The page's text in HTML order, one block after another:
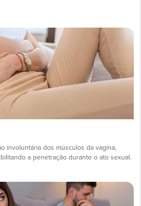
involuntária dos músculos da vagina,
a penetração durante o ato sexual.